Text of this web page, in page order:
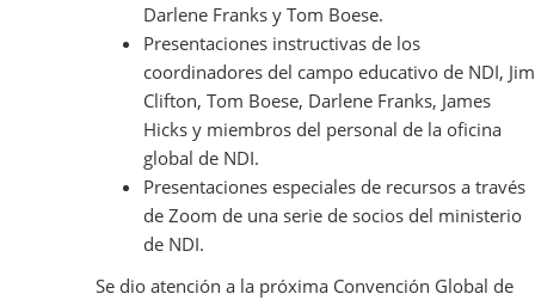
Darlene Franks y Tom Boese.
Presentaciones instructivas de los
coordinadores del campo educativo de NDI, Jim
Clifton, Tom Boese, Darlene Franks, James
Hicks y miembros del personal de la oficina
global de NDI.
Presentaciones especiales de recursos a través
de Zoom de una serie de socios del ministerio
de NDI.
Se dio atención a la próxima Convención Global de